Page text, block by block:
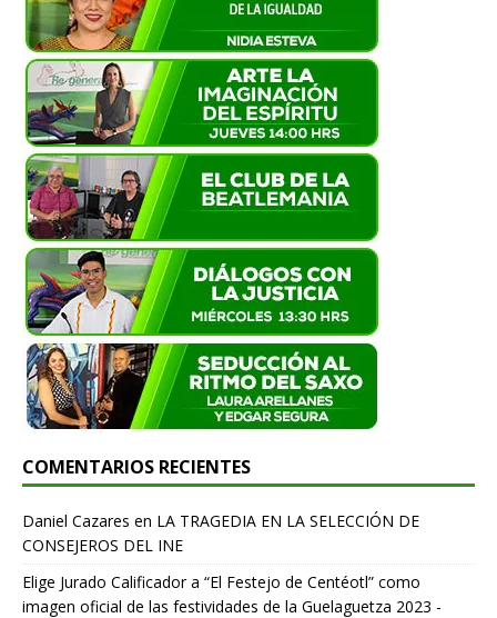
COMENTARIOS RECIENTES
Daniel Cazares en LA TRAGEDIA EN LA SELECCIÓN DE
CONSEJEROS DEL INE
Elige Jurado Calificador a “El Festejo de Centéotl” como
imagen oficial de las festividades de la Guelaguetza 2023 -